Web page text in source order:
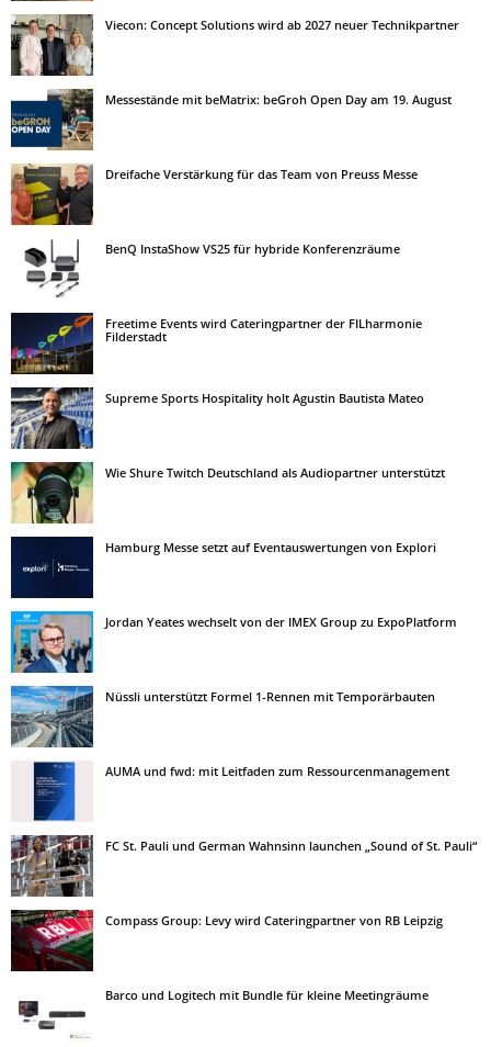
Viecon: Concept Solutions wird ab 2027 neuer Technikpartner
Messestände mit beMatrix: beGroh Open Day am 19. August
Dreifache Verstärkung für das Team von Preuss Messe
BenQ InstaShow VS25 für hybride Konferenzräume
Freetime Events wird Cateringpartner der FILharmonie
Filderstadt
Supreme Sports Hospitality holt Agustin Bautista Mateo
Wie Shure Twitch Deutschland als Audiopartner unterstützt
Hamburg Messe setzt auf Eventauswertungen von Explori
Jordan Yeates wechselt von der IMEX Group zu ExpoPlatform
Nüssli unterstützt Formel 1-Rennen mit Temporärbauten
AUMA und fwd: mit Leitfaden zum Ressourcenmanagement
FC St. Pauli und German Wahnsinn launchen „Sound of St. Pauli“
Compass Group: Levy wird Cateringpartner von RB Leipzig
Barco und Logitech mit Bundle für kleine Meetingräume